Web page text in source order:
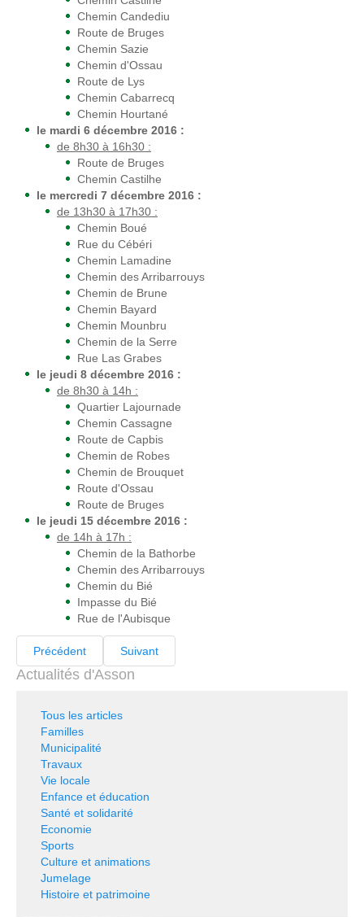
Chemin Candediu
Route de Bruges
Chemin Sazie
Chemin d'Ossau
Route de Lys
Chemin Cabarrecq
Chemin Hourtané
le mardi 6 décembre 2016 :
de 8h30 à 16h30 :
Route de Bruges
Chemin Castilhe
le mercredi 7 décembre 2016 :
de 13h30 à 17h30 :
Chemin Boué
Rue du Cébéri
Chemin Lamadine
Chemin des Arribarrouys
Chemin de Brune
Chemin Bayard
Chemin Mounbru
Chemin de la Serre
Rue Las Grabes
le jeudi 8 décembre 2016 :
de 8h30 à 14h :
Quartier Lajournade
Chemin Cassagne
Route de Capbis
Chemin de Robes
Chemin de Brouquet
Route d'Ossau
Route de Bruges
le jeudi 15 décembre 2016 :
de 14h à 17h :
Chemin de la Bathorbe
Chemin des Arribarrouys
Chemin du Bié
Impasse du Bié
Rue de l'Aubisque
Précédent Suivant
Actualités d'Asson
Tous les articles
Familles
Municipalité
Travaux
Vie locale
Enfance et éducation
Santé et solidarité
Economie
Sports
Culture et animations
Jumelage
Histoire et patrimoine